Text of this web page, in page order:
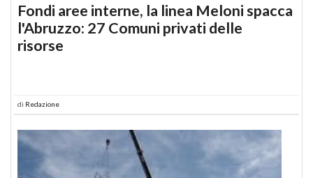
Fondi aree interne, la linea Meloni spacca
l'Abruzzo: 27 Comuni privati delle
risorse
di Redazione